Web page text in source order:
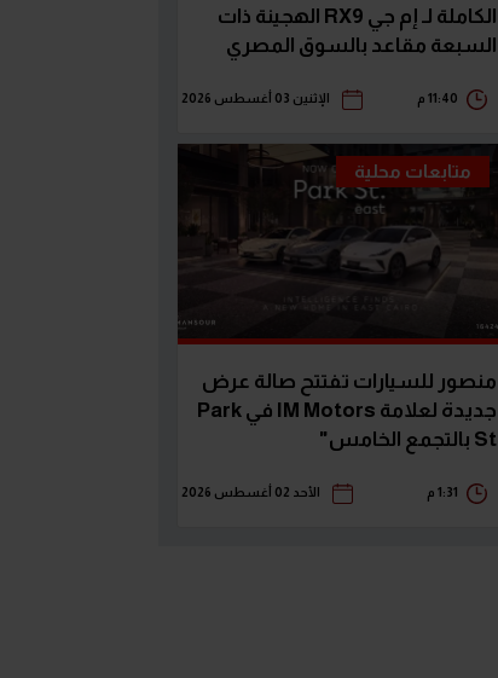
الكاملة لـ إم جي RX9 الهجينة ذات
السبعة مقاعد بالسوق المصري
11:40 م الإثنين 03 أغسطس 2026
متابعات محلية
منصور للسيارات تفتتح صالة عرض
جديدة لعلامة IM Motors في Park
St بالتجمع الخامس"
1:31 م الأحد 02 أغسطس 2026